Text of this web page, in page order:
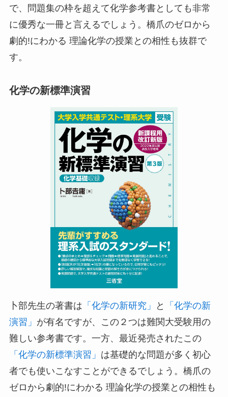
で、問題集の枠を超えて化学参考書としても非常
に優秀な一冊と言えるでしょう。橋爪のゼロから
劇的!にわかる 理論化学の授業との相性も抜群で
す。
化学の新標準演習
卜部先生の著書は 「化学の新研究」 と
「化学の新
演習」 が有名ですが、この２つは難関大受験用の
難しい参考書です。一方、最近発売されたこの
「化学の新標準演習」 は基礎的な問題が多く初心
者でも使いこなすことができるでしょう。橋爪の
ゼロから劇的!にわかる 理論化学の授業との相性も